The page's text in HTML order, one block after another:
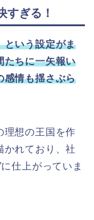
ぎる！
という設定がま
たちに一矢報い
感情も揺さぶら
理想の王国を作
かれており、社
仕上がっていま